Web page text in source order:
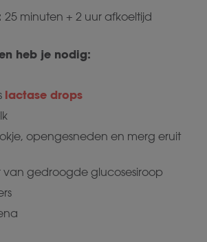
25 minuten + 2 uur afkoeltijd
heb je nodig:
lactase drops
opengesneden en merg eruit
van gedroogde glucosesiroop